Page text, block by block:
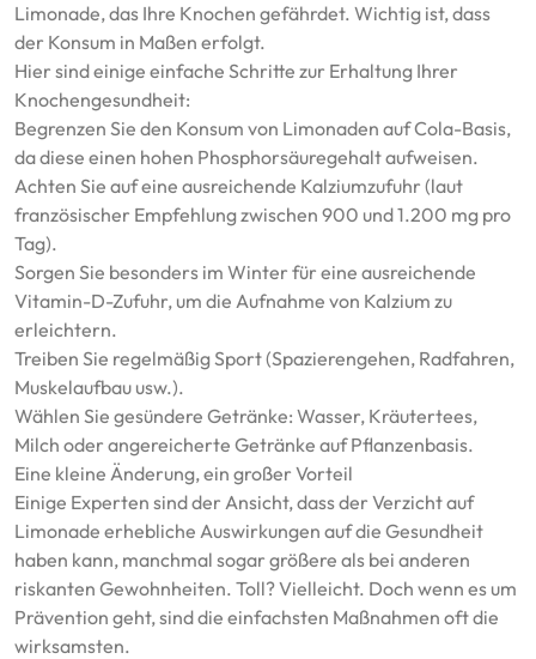
Limonade, das Ihre Knochen gefährdet. Wichtig ist, dass
der Konsum in Maßen erfolgt.
Hier sind einige einfache Schritte zur Erhaltung Ihrer
Knochengesundheit:
Begrenzen Sie den Konsum von Limonaden auf Cola-Basis,
da diese einen hohen Phosphorsäuregehalt aufweisen.
Achten Sie auf eine ausreichende Kalziumzufuhr (laut
französischer Empfehlung zwischen 900 und 1.200 mg pro
Tag).
Sorgen Sie besonders im Winter für eine ausreichende
Vitamin-D-Zufuhr, um die Aufnahme von Kalzium zu
erleichtern.
Treiben Sie regelmäßig Sport (Spazierengehen, Radfahren,
Muskelaufbau usw.).
Wählen Sie gesündere Getränke: Wasser, Kräutertees,
Milch oder angereicherte Getränke auf Pflanzenbasis.
Eine kleine Änderung, ein großer Vorteil
Einige Experten sind der Ansicht, dass der Verzicht auf
Limonade erhebliche Auswirkungen auf die Gesundheit
haben kann, manchmal sogar größere als bei anderen
riskanten Gewohnheiten. Toll? Vielleicht. Doch wenn es um
Prävention geht, sind die einfachsten Maßnahmen oft die
wirksamsten.